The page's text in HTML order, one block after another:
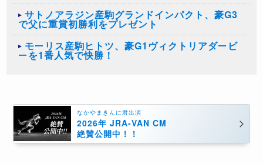
サトノアラジン産駒グランドインパクト、豪G3
で父に重賞初勝利をプレゼント
モーリス産駒ヒトツ、豪G1ヴィクトリアダービ
ーを1番人気で快勝！
なかやまきんに君出演
2026年 JRA-VAN CM
絶賛公開中！！